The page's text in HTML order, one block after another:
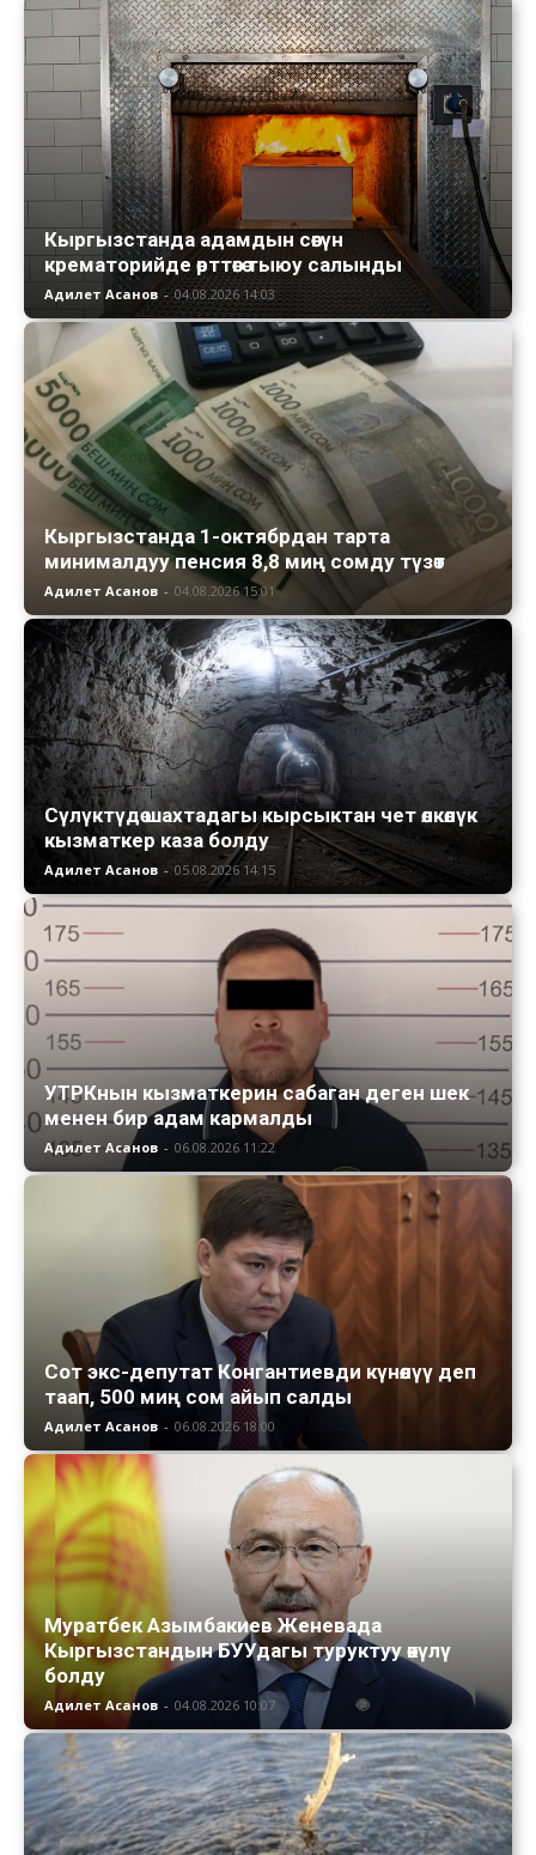
Кыргызстанда адамдын сөөгүн
крематорийде өрттөөгө тыюу салынды
Адилет Асанов - 04.08.2026 14:03
Кыргызстанда 1-октябрдан тарта
минималдуу пенсия 8,8 миң сомду түзөт
Адилет Асанов - 04.08.2026 15:01
Сүлүктүдө шахтадагы кырсыктан чет өлкөлүк
кызматкер каза болду
Адилет Асанов - 05.08.2026 14:15
УТРКнын кызматкерин сабаган деген шек
менен бир адам кармалды
Адилет Асанов - 06.08.2026 11:22
Сот экс-депутат Конгантиевди күнөөлүү деп
таап, 500 миң сом айып салды
Адилет Асанов - 06.08.2026 18:00
Муратбек Азымбакиев Женевада
Кыргызстандын БУУдагы туруктуу өкүлү
болду
Адилет Асанов - 04.08.2026 10:07